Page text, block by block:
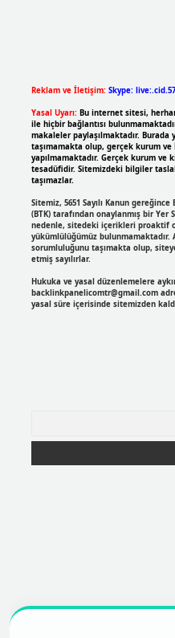
Reklam ve İletişim: Skype:
Yasal Uyarı: Bu internet sitesi,
ile hiçbir bağlantısı
makaleler paylaşılmaktadır.
taşımamakta olup, gerçek kurum ve
yapılmamaktadır. Gerçek kurum
tesadüfidir. Sitemizdeki bilgiler
taşımazlar.
Sitemiz, 5651 Sayılı Kanun
(BTK) tarafından onaylanmış bir Yer
nedenle, sitedeki içerikleri proaktif
yükümlülüğümüz bulunmamaktadır.
sorumluluğunu taşımakta olup,
etmiş sayılırlar.
Hukuka ve yasal düzenlemelere
backlinkpanelicomtr@gmail.com
yasal süre içerisinde sitemizden